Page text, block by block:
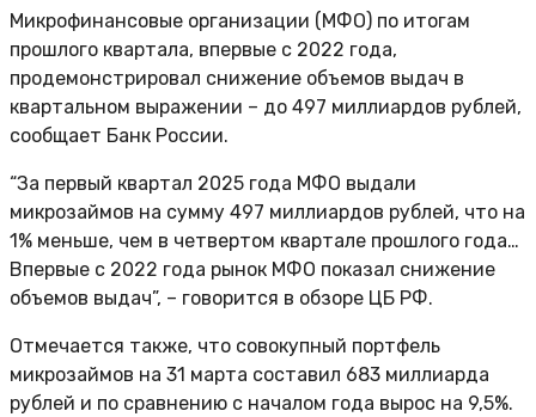
Микрофинансовые организации (МФО) по итогам
прошлого квартала, впервые с 2022 года,
продемонстрировал снижение объемов выдач в
квартальном выражении – до 497 миллиардов рублей,
сообщает Банк России.
“За первый квартал 2025 года МФО выдали
микрозаймов на сумму 497 миллиардов рублей, что на
1% меньше, чем в четвертом квартале прошлого года…
Впервые с 2022 года рынок МФО показал снижение
объемов выдач”, – говорится в обзоре ЦБ РФ.
Отмечается также, что совокупный портфель
микрозаймов на 31 марта составил 683 миллиарда
рублей и по сравнению с началом года вырос на 9,5%.